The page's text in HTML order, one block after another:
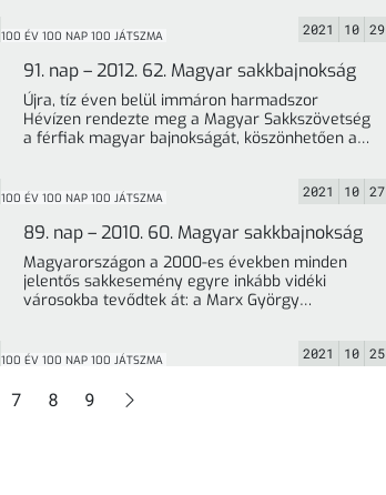
2021 10 29
100 ÉV 100 NAP 100 JÁTSZMA
91. nap – 2012. 62. Magyar sakkbajnokság
Újra, tíz éven belül immáron harmadszor
Hévízen rendezte meg a Magyar Sakkszövetség
a férfiak magyar bajnokságát, köszönhetően a
2021 10 27
100 ÉV 100 NAP 100 JÁTSZMA
89. nap – 2010. 60. Magyar sakkbajnokság
Magyarországon a 2000-es években minden
jelentős sakkesemény egyre inkább vidéki
városokba tevődtek át: a Marx György
2021 10 25
100 ÉV 100 NAP 100 JÁTSZMA
Oldal
7 Oldal
8 Oldal
9